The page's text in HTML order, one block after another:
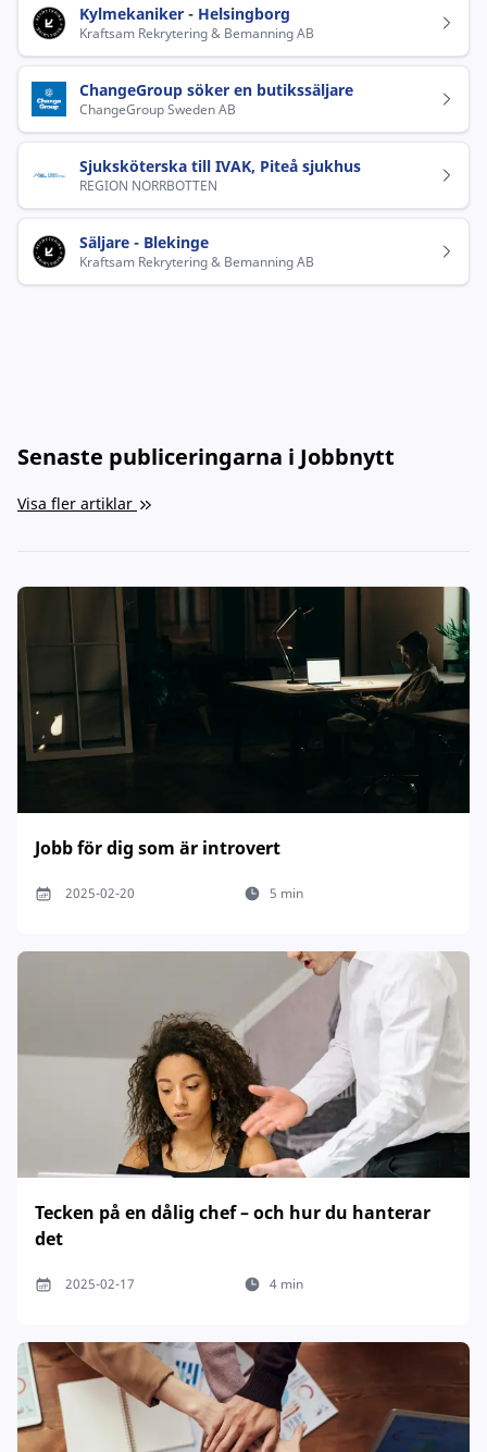
Kylmekaniker - Helsingborg
Kraftsam Rekrytering & Bemanning AB
ChangeGroup söker en butikssäljare
ChangeGroup Sweden AB
Sjuksköterska till IVAK, Piteå sjukhus
REGION NORRBOTTEN
Säljare - Blekinge
Kraftsam Rekrytering & Bemanning AB
Senaste publiceringarna i Jobbnytt
Visa fler artiklar
Jobb för dig som är introvert
2025-02-20 5 min
Tecken på en dålig chef – och hur du hanterar
det
2025-02-17 4 min